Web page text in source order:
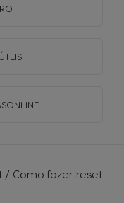
ONLINE
/ Como fazer reset